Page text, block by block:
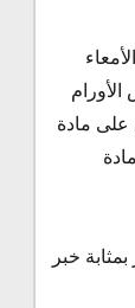
على مادة
خبر